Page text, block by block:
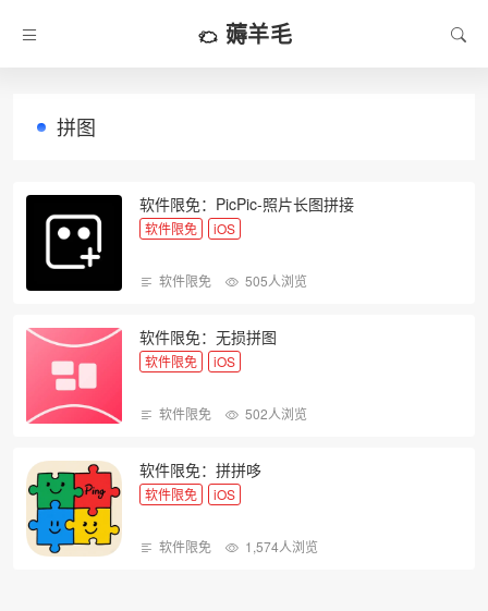
薅羊毛
拼图
软件限免：PicPic-照片长图拼接
软件限免 iOS
软件限免 505人浏览
软件限免：无损拼图
软件限免 iOS
软件限免 502人浏览
软件限免：拼拼哆
软件限免 iOS
软件限免 1,574人浏览